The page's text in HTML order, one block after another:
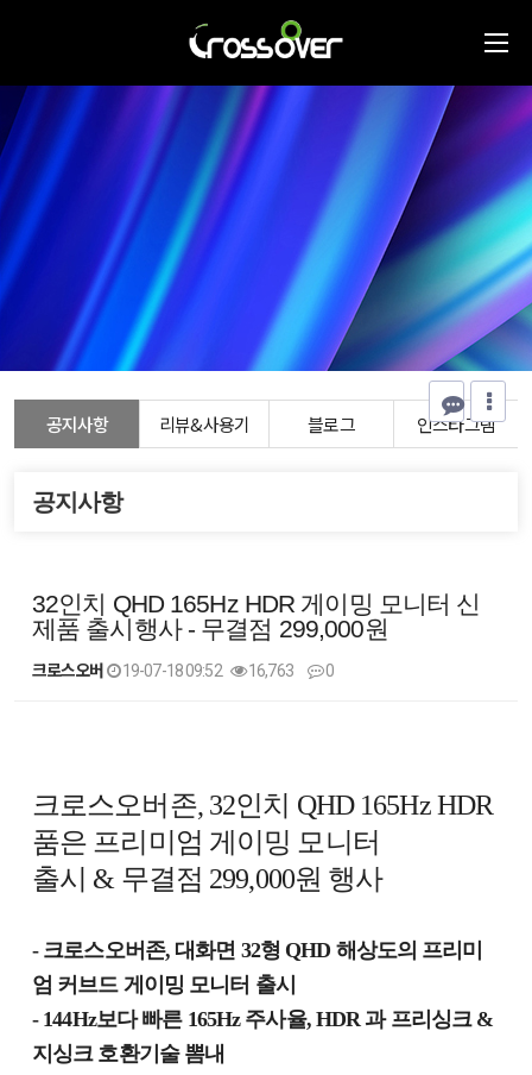
공지사항 리뷰&사용기 블로그 인스타그램
공지사항
32인치 QHD 165Hz HDR 게이밍 모니터 신
제품 출시행사 - 무결점 299,000원
크로스오버 19-07-18 09:52 16,763 0
크로스오버존, 32인치 QHD 165Hz HDR
품은 프리미엄 게이밍 모니터
출시 & 무결점 299,000원 행사
- 크로스오버존, 대화면 32형 QHD 해상도의 프리미
엄 커브드 게이밍 모니터 출시
- 144Hz보다 빠른 165Hz 주사율, HDR 과 프리싱크 &
지싱크 호환기술 뽐내